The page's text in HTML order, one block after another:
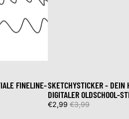
FINELINE-Sale
SKETCHYSTICKER - DEIN
DIGITALER OLDSCHOOL-
€2,99 €3,99